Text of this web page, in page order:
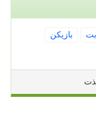
بازیكن